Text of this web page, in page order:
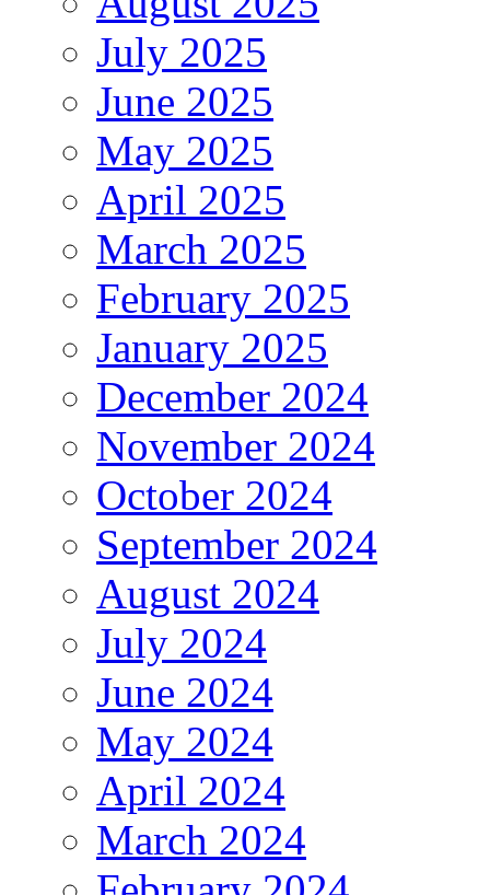
July 2025
June 2025
May 2025
April 2025
March 2025
February 2025
January 2025
December 2024
November 2024
October 2024
September 2024
August 2024
July 2024
June 2024
May 2024
April 2024
March 2024